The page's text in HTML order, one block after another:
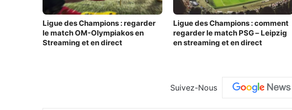
Ligue des Champions : regarder
le match OM-Olympiakos en
Streaming et en direct
Ligue des Champions : comment
regarder le match PSG – Leipzig
en streaming et en direct
Suivez-Nous